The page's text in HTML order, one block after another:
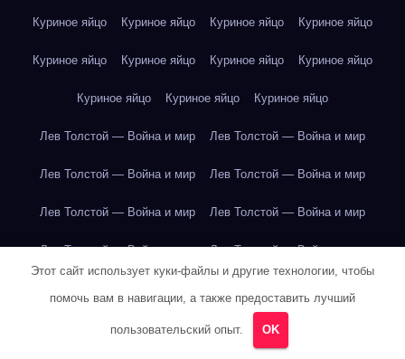
Куриное яйцо Куриное яйцо Куриное яйцо Куриное яйцо
Куриное яйцо Куриное яйцо Куриное яйцо Куриное яйцо
Куриное яйцо Куриное яйцо Куриное яйцо
Лев Толстой — Война и мир Лев Толстой — Война и мир
Лев Толстой — Война и мир Лев Толстой — Война и мир
Лев Толстой — Война и мир Лев Толстой — Война и мир
Лев Толстой — Война и мир Лев Толстой — Война и мир
Лев Толстой — Война и мир Лев Толстой — Война и мир
Этот сайт использует куки-файлы и другие технологии, чтобы
помочь вам в навигации, а также предоставить лучший
пользовательский опыт. OK